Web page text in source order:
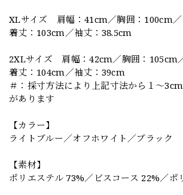
XLサイズ 肩幅：41cm／胸囲：100cm
着丈：103cm／袖丈：38.5cm
2XLサイズ 肩幅：42cm／胸囲：105cm
着丈：104cm／袖丈：39cm
＃：採寸方法により上記寸法から１～
があります
【カラー】
ライトブルー／オフホワイト／ブラック
【素材】
ポリエステル 73%／ビスコース 22%／ポ